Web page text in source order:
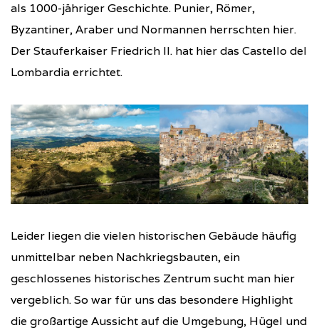
als 1000-jähriger Geschichte. Punier, Römer,
Byzantiner, Araber und Normannen herrschten hier.
Der Stauferkaiser Friedrich II. hat hier das Castello del
Lombardia errichtet.
Leider liegen die vielen historischen Gebäude häufig
unmittelbar neben Nachkriegsbauten, ein
geschlossenes historisches Zentrum sucht man hier
vergeblich. So war für uns das besondere Highlight
die großartige Aussicht auf die Umgebung, Hügel und